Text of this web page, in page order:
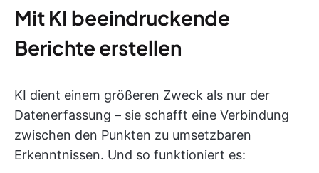
Mit KI beeindruckende
Berichte erstellen
KI dient einem größeren Zweck als nur der
Datenerfassung – sie schafft eine Verbindung
zwischen den Punkten zu umsetzbaren
Erkenntnissen. Und so funktioniert es: